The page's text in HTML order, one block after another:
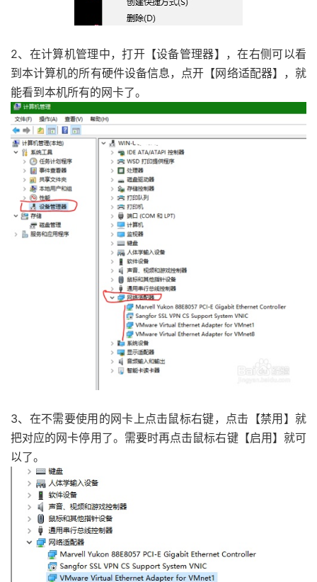
2、在计算机管理中，打开【设备管理器】，在右侧可以看
到本计算机的所有硬件设备信息，点开【网络适配器】，就
能看到本机所有的网卡了。
3、在不需要使用的网卡上点击鼠标右键，点击【禁用】就
把对应的网卡停用了。需要时再点击鼠标右键【启用】就可
以了。